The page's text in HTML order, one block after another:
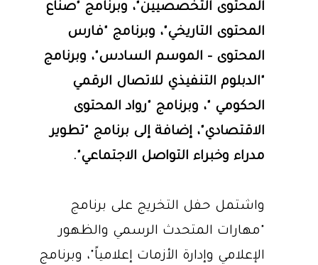
المحتوى التخصصيين"، وبرنامج "صناع
المحتوى التاريخي"، وبرنامج "فارس
المحتوى - الموسم السادس"، وبرنامج
"الدبلوم التنفيذي للاتصال الرقمي
الحكومي "، وبرنامج "رواد المحتوى
الاقتصادي"، إضافة إلى برنامج "تطوير
مدراء وخبراء التواصل الاجتماعي".
واشتمل حفل التخريج على برنامج
"مهارات المتحدث الرسمي والظهور
الإعلامي وإدارة الأزمات إعلامياً"، وبرنامج